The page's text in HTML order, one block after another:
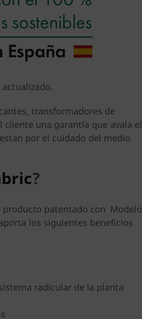
transformadores de
una garantía que avala el
por el cuidado del medio
?
producto patentado con Modelo
los siguientes beneficios
radicular de la planta